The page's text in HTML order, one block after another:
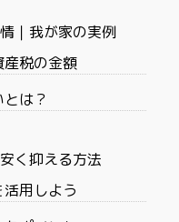
｜我が家の実例
税の金額
は？
く抑える方法
用しよう